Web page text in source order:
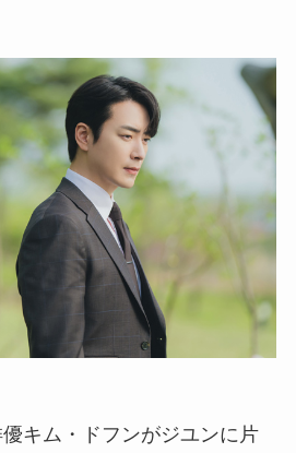
キム・ドフンがジユンに片